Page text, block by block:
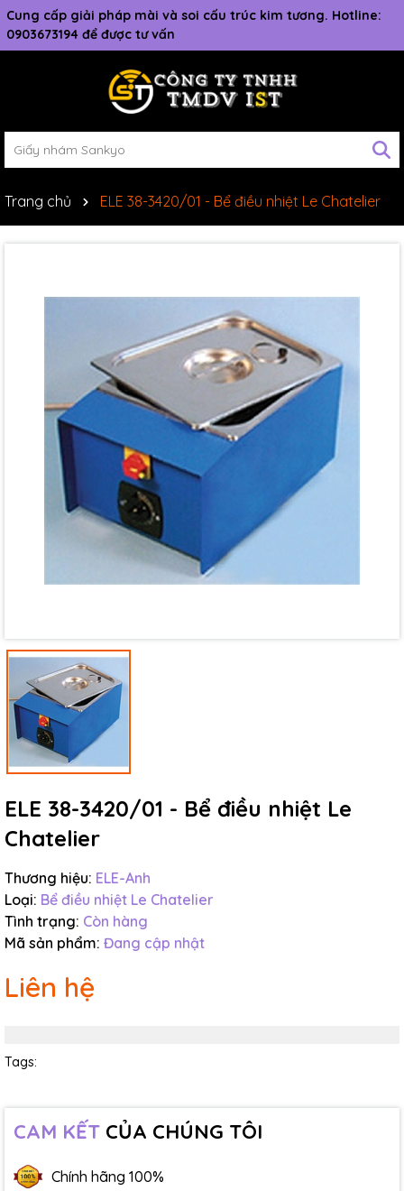
Cung cấp giải pháp mài và soi cấu trúc kim tương. Hotline:
0903673194 để được tư vấn
Trang chủ ELE 38-3420/01 - Bể điều nhiệt Le Chatelier
ELE 38-3420/01 - Bể điều nhiệt Le
Chatelier
Thương hiệu: ELE-Anh
Loại: Bể điều nhiệt Le Chatelier
Tình trạng: Còn hàng
Mã sản phẩm: Đang cập nhật
Liên hệ
Tags:
CAM KẾT CỦA CHÚNG TÔI
Chính hãng 100%
Ngày hết hạn:
Điều kiện: